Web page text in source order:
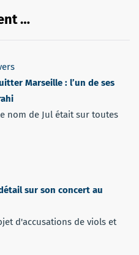
…
Marseille : l’un de ses
nom de Jul était sur toutes
sur son concert au
d'accusations de viols et